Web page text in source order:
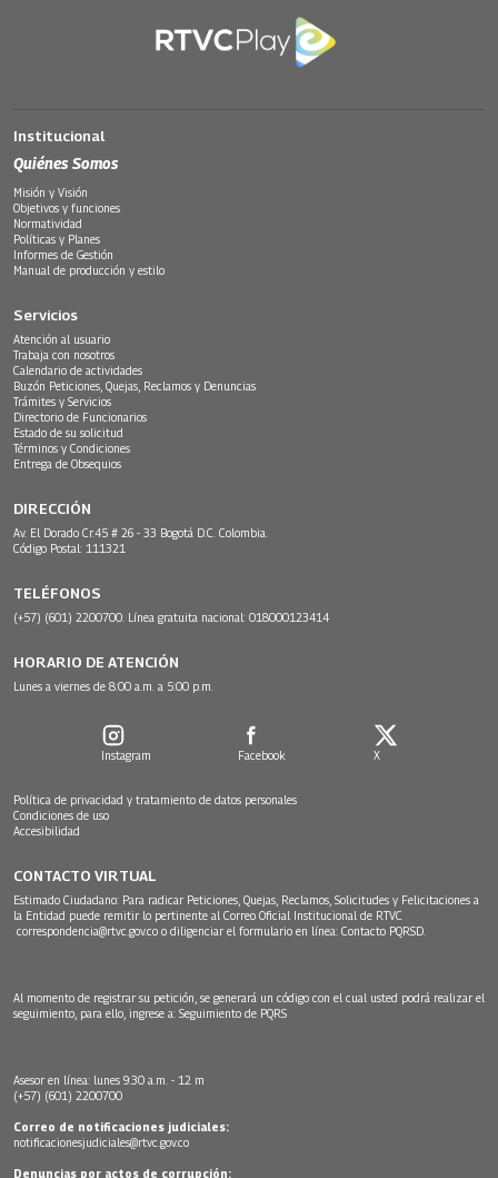
Institucional
Quiénes Somos
Misión y Visión
Objetivos y funciones
Normatividad
Políticas y Planes
Informes de Gestión
Manual de producción y estilo
Servicios
Atención al usuario
Trabaja con nosotros
Calendario de actividades
Buzón Peticiones, Quejas, Reclamos y Denuncias
Trámites y Servicios
Directorio de Funcionarios
Estado de su solicitud
Términos y Condiciones
Entrega de Obsequios
DIRECCIÓN
Av. El Dorado Cr.45 # 26 - 33 Bogotá D.C. Colombia.
Código Postal: 111321
TELÉFONOS
(+57) (601) 2200700. Línea gratuita nacional: 018000123414
HORARIO DE ATENCIÓN
Lunes a viernes de 8:00 a.m. a 5:00 p.m.
Instagram Facebook X
Política de privacidad y tratamiento de datos personales
Condiciones de uso
Accesibilidad
CONTACTO VIRTUAL
Estimado Ciudadano: Para radicar Peticiones, Quejas, Reclamos, Solicitudes y Felicitaciones a
la Entidad puede remitir lo pertinente al Correo Oficial Institucional de RTVC
correspondencia@rtvc.gov.co o diligenciar el formulario en línea: Contacto PQRSD.
Al momento de registrar su petición, se generará un código con el cual usted podrá realizar el
seguimiento, para ello, ingrese a: Seguimiento de PQRS
Asesor en línea: lunes 9:30 a.m. - 12 m
(+57) (601) 2200700
Correo de notificaciones judiciales:
notificacionesjudiciales@rtvc.gov.co
Denuncias por actos de corrupción: